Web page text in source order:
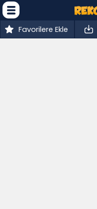
Favorilere Ekle